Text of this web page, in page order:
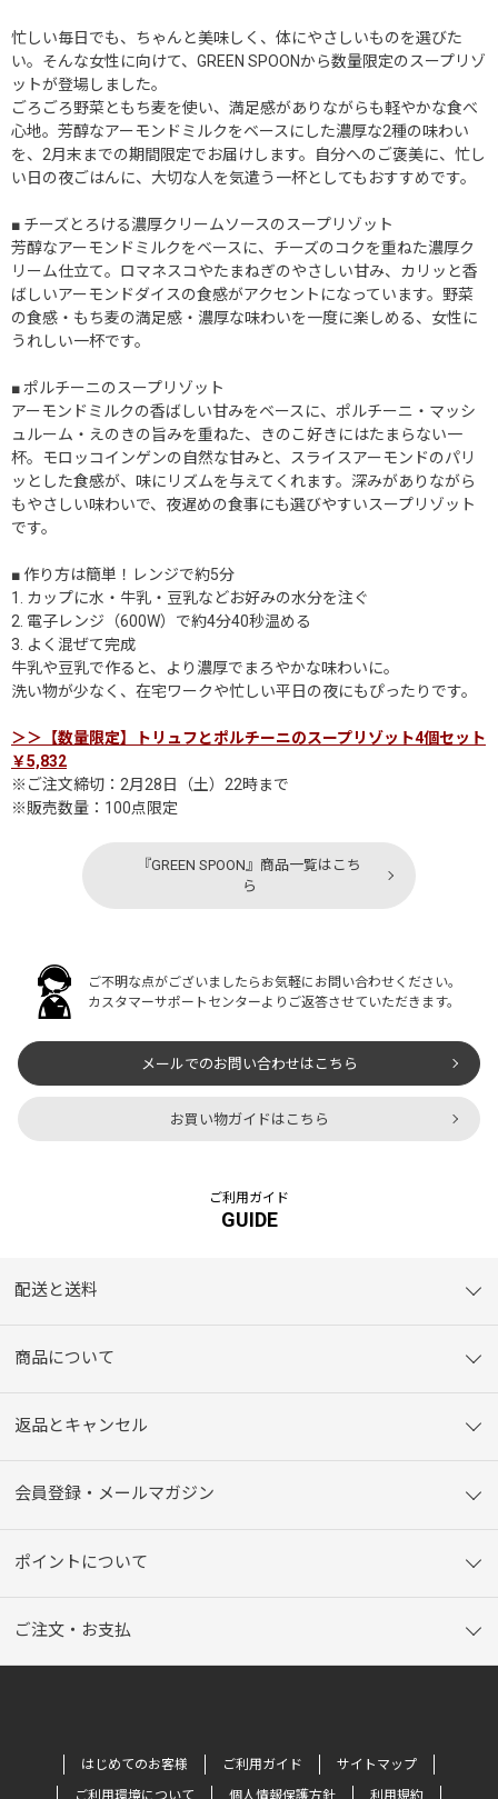
忙しい毎日でも、ちゃんと美味しく、体にやさしいものを選びた
い。そんな女性に向けて、GREEN SPOONから数量限定のスープリゾ
ットが登場しました。
ごろごろ野菜ともち麦を使い、満足感がありながらも軽やかな食べ
心地。芳醇なアーモンドミルクをベースにした濃厚な2種の味わい
を、2月末までの期間限定でお届けします。自分へのご褒美に、忙し
い日の夜ごはんに、大切な人を気遣う一杯としてもおすすめです。
■ チーズとろける濃厚クリームソースのスープリゾット
芳醇なアーモンドミルクをベースに、チーズのコクを重ねた濃厚ク
リーム仕立て。ロマネスコやたまねぎのやさしい甘み、カリッと香
ばしいアーモンドダイスの食感がアクセントになっています。野菜
の食感・もち麦の満足感・濃厚な味わいを一度に楽しめる、女性に
うれしい一杯です。
■ ポルチーニのスープリゾット
アーモンドミルクの香ばしい甘みをベースに、ポルチーニ・マッシ
ュルーム・えのきの旨みを重ねた、きのこ好きにはたまらない一
杯。モロッコインゲンの自然な甘みと、スライスアーモンドのパリ
ッとした食感が、味にリズムを与えてくれます。深みがありながら
もやさしい味わいで、夜遅めの食事にも選びやすいスープリゾット
です。
■ 作り方は簡単！レンジで約5分
1. カップに水・牛乳・豆乳などお好みの水分を注ぐ
2. 電子レンジ（600W）で約4分40秒温める
3. よく混ぜて完成
牛乳や豆乳で作ると、より濃厚でまろやかな味わいに。
洗い物が少なく、在宅ワークや忙しい平日の夜にもぴったりです。
＞＞【数量限定】トリュフとポルチーニのスープリゾット4個セット
￥5,832
※ご注文締切：2月28日（土）22時まで
※販売数量：100点限定
『GREEN SPOON』商品一覧はこち
ら
ご不明な点がございましたらお気軽にお問い合わせください。
カスタマーサポートセンターよりご返答させていただきます。
メールでのお問い合わせはこちら
お買い物ガイドはこちら
ご利用ガイド
GUIDE
配送と送料
商品について
返品とキャンセル
会員登録・メールマガジン
ポイントについて
ご注文・お支払
はじめてのお客様 ご利用ガイド
サイトマップ
ご利用環境について
個人情報保護方針 利用規約